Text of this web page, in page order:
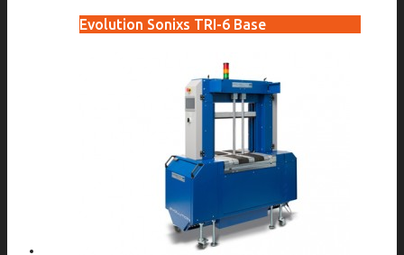
Evolution Sonixs TRI-6 Base